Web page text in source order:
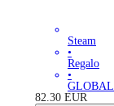
Steam
•
Regalo
•
GLOBAL
82.30 EUR